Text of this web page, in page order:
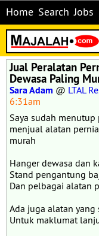
Home Search Jobs
Jual Peralatan
Dewasa Paling
Sara Adam @ LTAL
6:31am
Saya sudah
menjual alatan
murah
Hanger dewasa dan
Stand pengantung
Dan pelbagai alatan
Ada juga alatan yang
Untuk maklumat